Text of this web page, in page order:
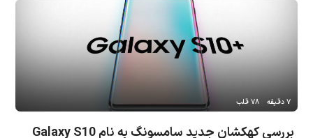
بررسی کهکشان جدید سامسونگ به نام Galaxy S10
۷ دقیقه ۷۸ قلب